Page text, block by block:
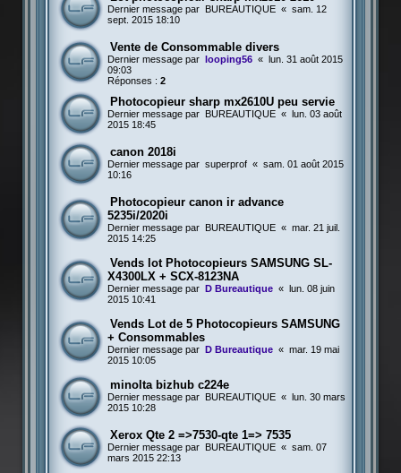
Dernier message par BUREAUTIQUE « sam. 12
sept. 2015 18:10
Vente de Consommable divers
Dernier message par looping56 « lun. 31 août 2015
09:03
Réponses : 2
Photocopieur sharp mx2610U peu servie
Dernier message par BUREAUTIQUE « lun. 03 août
2015 18:45
canon 2018i
Dernier message par superprof « sam. 01 août 2015
10:16
Photocopieur canon ir advance
5235i/2020i
Dernier message par BUREAUTIQUE « mar. 21 juil.
2015 14:25
Vends lot Photocopieurs SAMSUNG SL-
X4300LX + SCX-8123NA
Dernier message par D Bureautique « lun. 08 juin
2015 10:41
Vends Lot de 5 Photocopieurs SAMSUNG
+ Consommables
Dernier message par D Bureautique « mar. 19 mai
2015 10:05
minolta bizhub c224e
Dernier message par BUREAUTIQUE « lun. 30 mars
2015 10:28
Xerox Qte 2 =>7530-qte 1=> 7535
Dernier message par BUREAUTIQUE « sam. 07
mars 2015 22:13